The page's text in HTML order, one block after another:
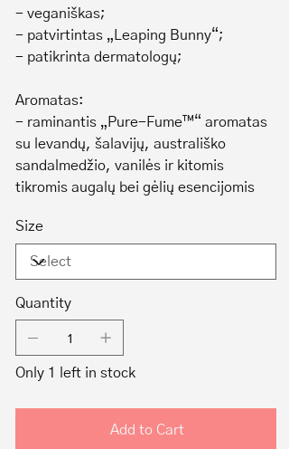
- veganiškas;
- patvirtintas „Leaping Bunny“;
- patikrinta dermatologų;
Aromatas:
- raminantis „Pure-Fume™“ aromatas
su levandų, šalavijų, australiško
sandalmedžio, vanilės ir kitomis
tikromis augalų bei gėlių esencijomis
Size
Quantity
Only 1 left in stock
Add to Cart